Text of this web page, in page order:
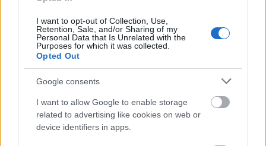
I want to opt-out of Collection, Use,
Retention, Sale, and/or Sharing of my
Personal Data that Is Unrelated with the
Purposes for which it was collected.
Opted Out
Google consents
I want to allow Google to enable storage
related to advertising like cookies on web or
device identifiers in apps.